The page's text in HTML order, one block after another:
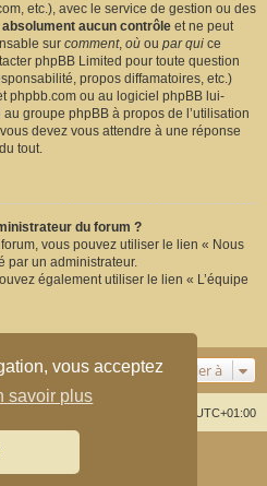
vous acceptez
savoir plus
etc.), avec le service de gestion ou des
absolument aucun contrôle et ne peut
sur comment, où ou par qui ce
phpBB Limited pour toute question
propos diffamatoires, etc.)
phpbb.com ou au logiciel phpBB lui-
groupe phpBB à propos de l’utilisation
devez vous attendre à une réponse
tout.
du forum ?
vous pouvez utiliser le lien « Nous
par un administrateur.
également utiliser le lien « L’équipe
Aller à
UTC+01:00
Software © phpBB Limited
phpBB-fr.com